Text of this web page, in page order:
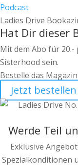
Podcast
Ladies Drive
Hat Dir dieser
Mit dem Abo für
Sisterhood sein.
Bestelle das
Jetzt bestellen
Werde Teil
Exklusive
Spezialkonditionen